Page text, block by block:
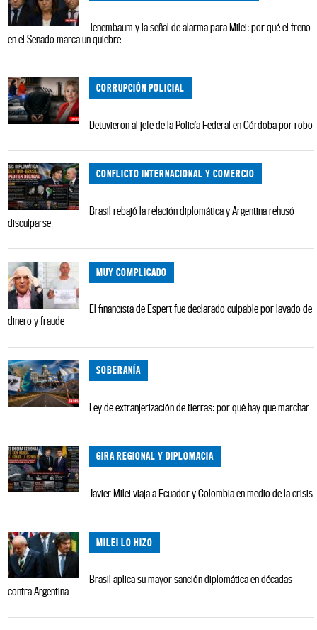
Tenembaum y la señal de alarma para Milei: por qué el freno
en el Senado marca un quiebre
CORRUPCIÓN POLICIAL
Detuvieron al jefe de la Policía Federal en Córdoba por robo
CONFLICTO INTERNACIONAL Y COMERCIO
Brasil rebajó la relación diplomática y Argentina rehusó
disculparse
MUY COMPLICADO
El financista de Espert fue declarado culpable por lavado de
dinero y fraude
SOBERANÍA
Ley de extranjerización de tierras: por qué hay que marchar
GIRA REGIONAL Y DIPLOMACIA
Javier Milei viaja a Ecuador y Colombia en medio de la crisis
MILEI LO HIZO
Brasil aplica su mayor sanción diplomática en décadas
contra Argentina